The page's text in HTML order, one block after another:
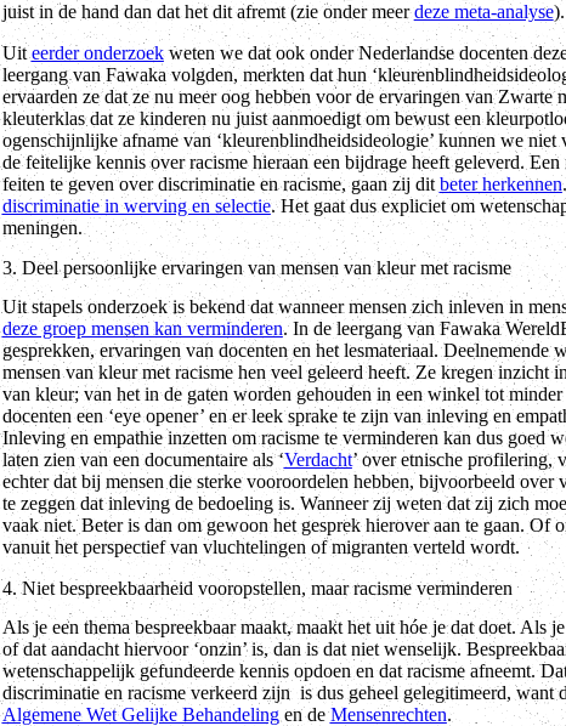
juist in de hand dan dat het dit afremt (zie onder meerdeze meta-analyse).
Uiteerder onderzoekweten we dat ook onder Nederlandse docenten
leergang van Fawaka volgden, merkten dat hun
ervaarden ze dat ze nu meer oog hebben voor de ervaringen van Zwarte
kleuterklas dat ze kinderen nu juist aanmoedigt om bewust een
ogenschijnlijke afname van ‘kleurenblindheidsideologie’ kunnen we
de feitelijke kennis over racisme hieraan een bijdrage heeft geleverd.
feiten te geven over discriminatie en racisme, gaan zij dit beter herkennen
discriminatie in werving en selectie. Het gaat dus expliciet om
meningen.
3. Deel persoonlijke ervaringen van mensen van kleur met racisme
Uit stapels onderzoek is bekend dat wanneer mensen zich inleven in
deze groep mensen kan verminderen. In de leergang van Fawaka
gesprekken, ervaringen van docenten en het lesmateriaal. Deelnemende
mensen van kleur met racisme hen veel geleerd heeft. Ze kregen
van kleur; van het in de gaten worden gehouden in een winkel tot
docenten een ‘eye opener’ en er leek sprake te zijn van inleving en
Inleving en empathie inzetten om racisme te verminderen kan dus goed
laten zien van een documentaire als ‘Verdacht’ over etnische profilering,
echter dat bij mensen die sterke vooroordelen hebben, bijvoorbeeld
te zeggen dat inleving de bedoeling is. Wanneer zij weten dat zij zich
vaak niet. Beter is dan om gewoon het gesprek hierover aan te gaan.
vanuit het perspectief van vluchtelingen of migranten verteld wordt.
4. Niet bespreekbaarheid vooropstellen, maar racisme verminderen
Als je een thema bespreekbaar maakt, maakt het uit hóe je dat doet. Als
of dat aandacht hiervoor ‘onzin’ is, dan is dat niet wenselijk.
wetenschappelijk gefundeerde kennis opdoen en dat racisme afneemt.
discriminatie en racisme verkeerd zijn is dus geheel gelegitimeerd,
Algemene Wet Gelijke Behandelingen deMensenrechten.